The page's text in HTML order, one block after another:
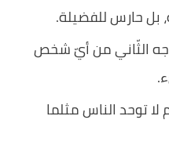
بل حارس للفضيلة.
الثّاني من أيّ شخص
لا توحد الناس مثلما